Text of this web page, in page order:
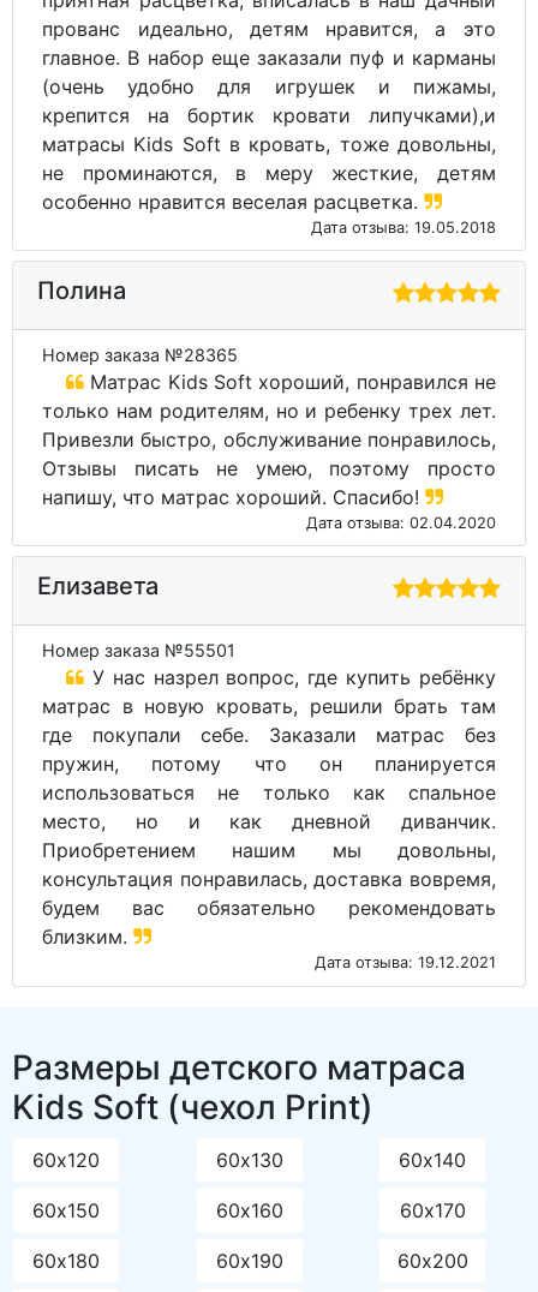
прованс идеально, детям нравится, а это
главное. В набор еще заказали пуф и карманы
(очень удобно для игрушек и пижамы,
крепится на бортик кровати липучками),и
матрасы Kids Soft в кровать, тоже довольны,
не проминаются, в меру жесткие, детям
особенно нравится веселая расцветка.
Дата отзыва: 19.05.2018
Полина
Номер заказа №28365
Матрас Kids Soft хороший, понравился не
только нам родителям, но и ребенку трех лет.
Привезли быстро, обслуживание понравилось,
Отзывы писать не умею, поэтому просто
напишу, что матрас хороший. Спасибо!
Дата отзыва: 02.04.2020
Елизавета
Номер заказа №55501
У нас назрел вопрос, где купить ребёнку
матрас в новую кровать, решили брать там
где покупали себе. Заказали матрас без
пружин, потому что он планируется
использоваться не только как спальное
место, но и как дневной диванчик.
Приобретением нашим мы довольны,
консультация понравилась, доставка вовремя,
будем вас обязательно рекомендовать
близким.
Дата отзыва: 19.12.2021
Размеры детского матраса
Kids Soft (чехол Print)
60х120 60х130 60х140
60х150 60х160 60х170
60х180 60х190 60х200